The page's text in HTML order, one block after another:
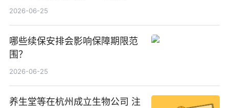
2026-06-25
哪些续保安排会影响保障期限范
围？
2026-06-25
养生堂等在杭州成立生物公司 注